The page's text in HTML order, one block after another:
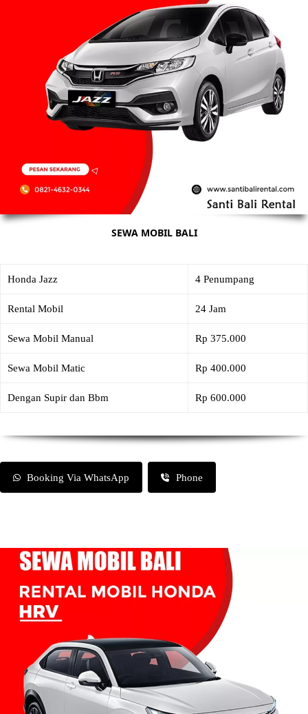
SEWA MOBIL BALI
Honda Jazz 4 Penumpang
Rental Mobil 24 Jam
Sewa Mobil Manual Rp 375.000
Sewa Mobil Matic Rp 400.000
Dengan Supir dan Bbm Rp 600.000
Booking Via WhatsApp Phone